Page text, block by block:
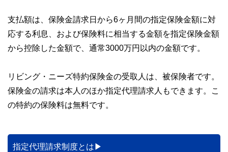
支払額は、保険金請求日から6ヶ月間の指定保険金額に対
応する利息、および保険料に相当する金額を指定保険金額
から控除した金額で、通常3000万円以内の金額です。
リビング・ニーズ特約保険金の受取人は、被保険者です。
保険金の請求は本人のほか指定代理請求人もできます。こ
の特約の保険料は無料です。
指定代理請求制度とは